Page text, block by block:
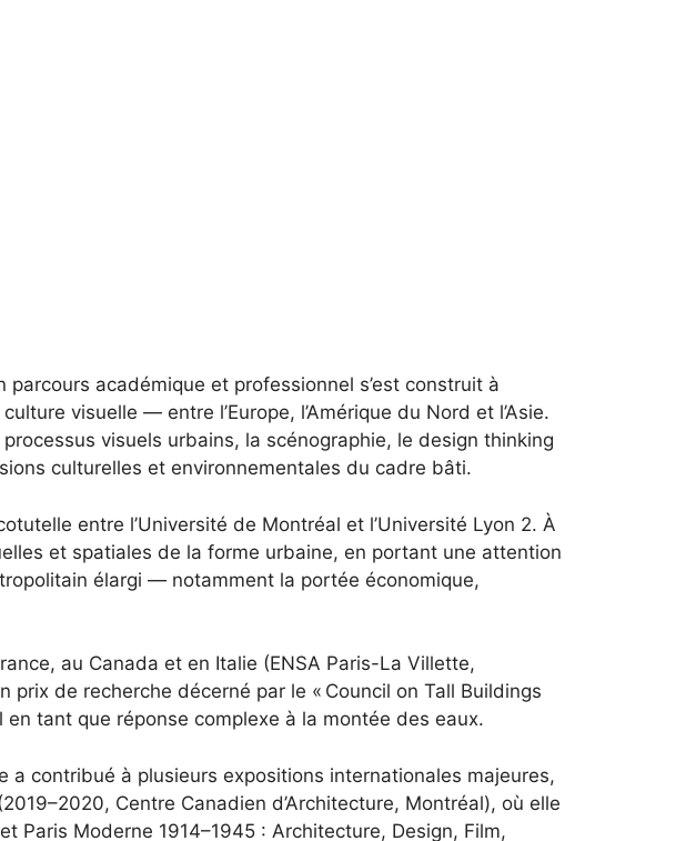
académique et professionnel s’est construit à
visuelle — entre l’Europe, l’Amérique du Nord et l’Asie.
visuels urbains, la scénographie, le design thinking
culturelles et environnementales du cadre bâti.
entre l’Université de Montréal et l’Université Lyon 2. À
et spatiales de la forme urbaine, en portant une attention
élargi — notamment la portée économique,
au Canada et en Italie (ENSA Paris-La Villette,
prix de recherche décerné par le « Council on Tall Buildings
tant que réponse complexe à la montée des eaux.
a contribué à plusieurs expositions internationales majeures,
Centre Canadien d’Architecture, Montréal), où elle
Paris Moderne 1914–1945 : Architecture, Design, Film,